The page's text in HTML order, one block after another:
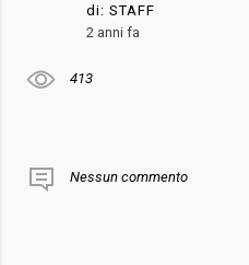
di: STAFF
2 anni fa
413
Nessun commento